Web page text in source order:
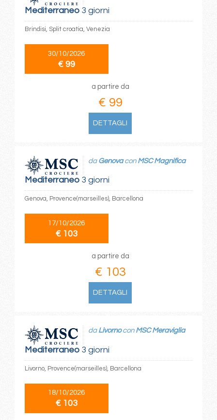
Mediterraneo3 giorni
Brindisi, Split croatia, Venezia
30/10/2026
€ 99
a partire da
€ 99
DETTAGLI
Mediterraneo3 giorni
da Genovacon MSC Magnifica
Genova, Provence(marseilles), Barcellona
17/10/2026
€ 103
a partire da
€ 103
DETTAGLI
Mediterraneo3 giorni
da Livornocon MSC Meraviglia
Livorno, Provence(marseilles), Barcellona
18/10/2026
€ 103